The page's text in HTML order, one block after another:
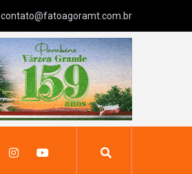
contato@fatoagoramt.com.br